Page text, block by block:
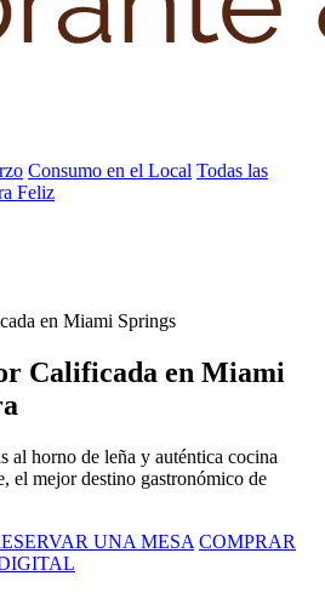
Consumo en el Local Todas las
Feliz
en Miami Springs
Calificada en Miami
al horno de leña y auténtica cocina
el mejor destino gastronómico de
UNA MESA COMPRAR